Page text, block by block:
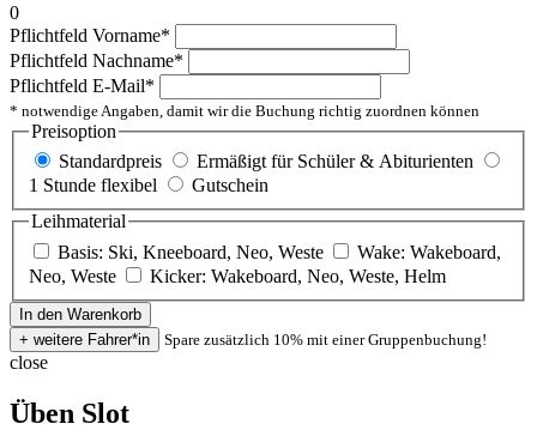
0
Pflichtfeld Vorname*
Pflichtfeld Nachname*
Pflichtfeld E-Mail*
* notwendige Angaben, damit wir die Buchung richtig zuordnen können
Preisoption
Standardpreis
Ermäßigt für Schüler & Abiturienten
1 Stunde flexibel
Gutschein
Leihmaterial
Basis: Ski, Kneeboard, Neo, Weste
Wake: Wakeboard,
Neo, Weste
Kicker: Wakeboard, Neo, Weste, Helm
Spare zusätzlich 10% mit einer Gruppenbuchung!
close
Üben Slot